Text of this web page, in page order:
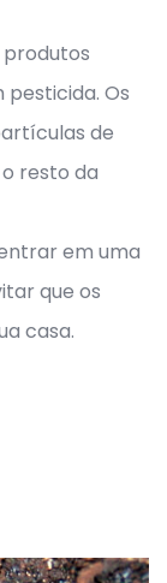
produtos
Os
de
resto da
em uma
que os
casa.